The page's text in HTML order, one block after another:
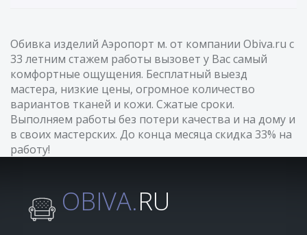
Обивка изделий Аэропорт м. от компании Obiva.ru с
33 летним стажем работы вызовет у Вас самый
комфортные ощущения. Бесплатный выезд
мастера, низкие цены, огромное количество
вариантов тканей и кожи. Сжатые сроки.
Выполняем работы без потери качества и на дому и
в своих мастерских. До конца месяца скидка 33% на
работу!
OBIVA.RU